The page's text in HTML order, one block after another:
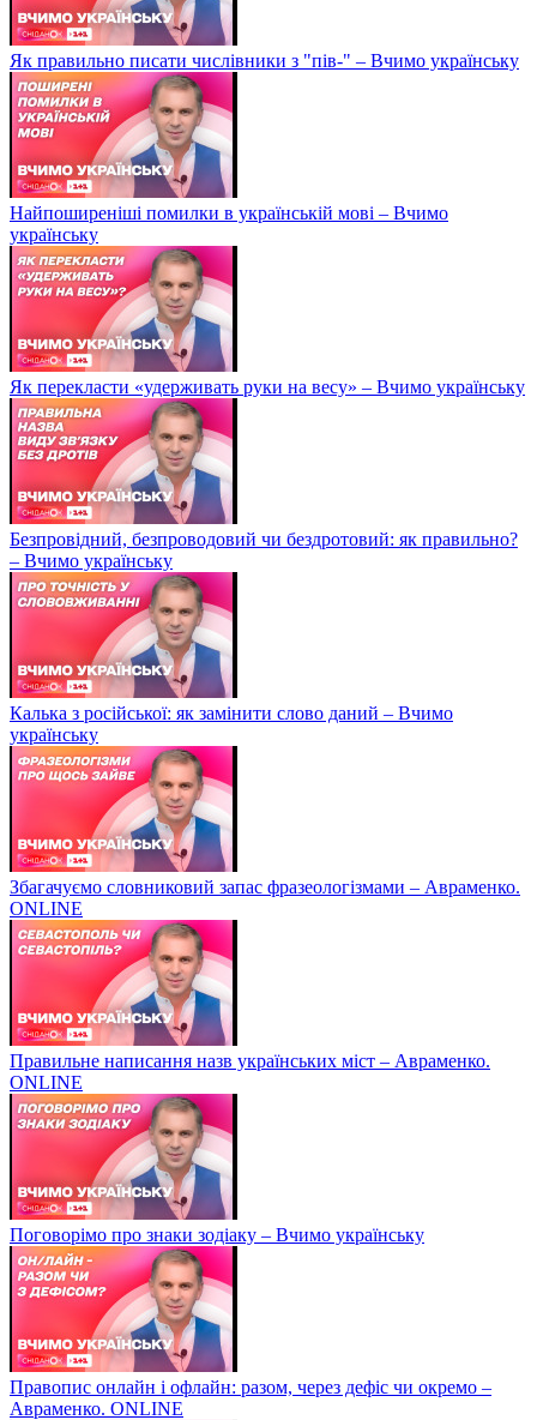
Як правильно писати числівники з "пів-" – Вчимо українську
Найпоширеніші помилки в українській мові – Вчимо
українську
Як перекласти «удерживать руки на весу» – Вчимо українську
Безпровідний, безпроводовий чи бездротовий: як правильно?
– Вчимо українську
Калька з російської: як замінити слово даний – Вчимо
українську
Збагачуємо словниковий запас фразеологізмами – Авраменко.
ONLINE
Правильне написання назв українських міст – Авраменко.
ONLINE
Поговорімо про знаки зодіаку – Вчимо українську
Правопис онлайн і офлайн: разом, через дефіс чи окремо –
Авраменко. ONLINE